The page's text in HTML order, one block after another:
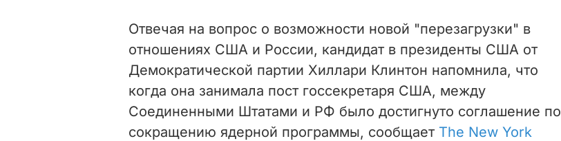
Отвечая на вопрос о возможности новой "перезагрузки" в
отношениях США и России, кандидат в президенты США от
Демократической партии Хиллари Клинтон напомнила, что
когда она занимала пост госсекретаря США, между
Соединенными Штатами и РФ было достигнуто соглашение по
сокращению ядерной программы, сообщает The New York